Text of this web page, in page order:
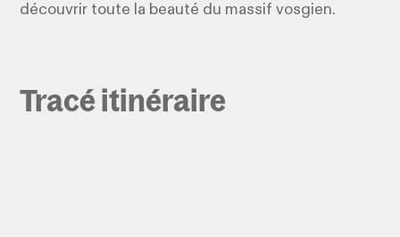
découvrir toute la beauté du massif vosgien.
Tracé itinéraire